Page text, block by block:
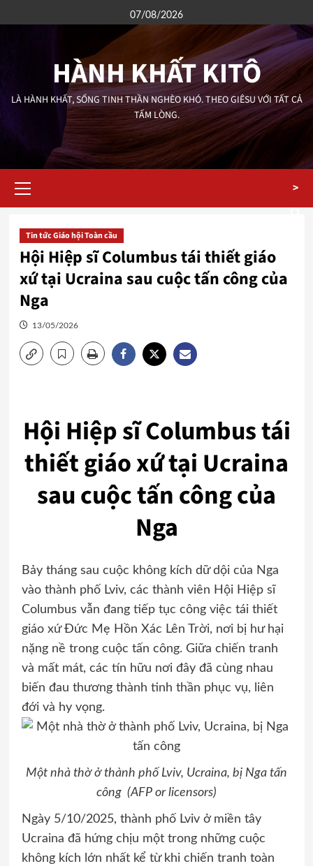
to
07/08/2026
HÀNH KHẤT KITÔ
LÀ HÀNH KHẤT, SỐNG TINH THẦN NGHÈO KHÓ. THEO GIÊSU VỚI TẤT CẢ
TẤM LÒNG.
Menu
>
Tin tức Giáo hội Toàn cầu
Hội Hiệp sĩ Columbus tái thiết giáo
xứ tại Ucraina sau cuộc tấn công của
Nga
13/05/2026
Hội Hiệp sĩ Columbus tái
thiết giáo xứ tại Ucraina
sau cuộc tấn công của
Nga
Bảy tháng sau cuộc không kích dữ dội của Nga
vào thành phố Lviv, các thành viên Hội Hiệp sĩ
Columbus vẫn đang tiếp tục công việc tái thiết
giáo xứ Đức Mẹ Hồn Xác Lên Trời, nơi bị hư hại
nặng nề trong cuộc tấn công. Giữa chiến tranh
và mất mát, các tín hữu nơi đây đã cùng nhau
biến đau thương thành tinh thần phục vụ, liên
đới và hy vọng.
Một nhà thờ ở thành phố Lviv, Ucraina, bị Nga tấn
công (AFP or licensors)
Ngày 5/10/2025, thành phố Lviv ở miền tây
Ucraina đã hứng chịu một trong những cuộc
không kích lớn nhất kể từ khi chiến tranh toàn